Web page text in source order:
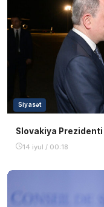
Siyasət
14 iyul / 00:18